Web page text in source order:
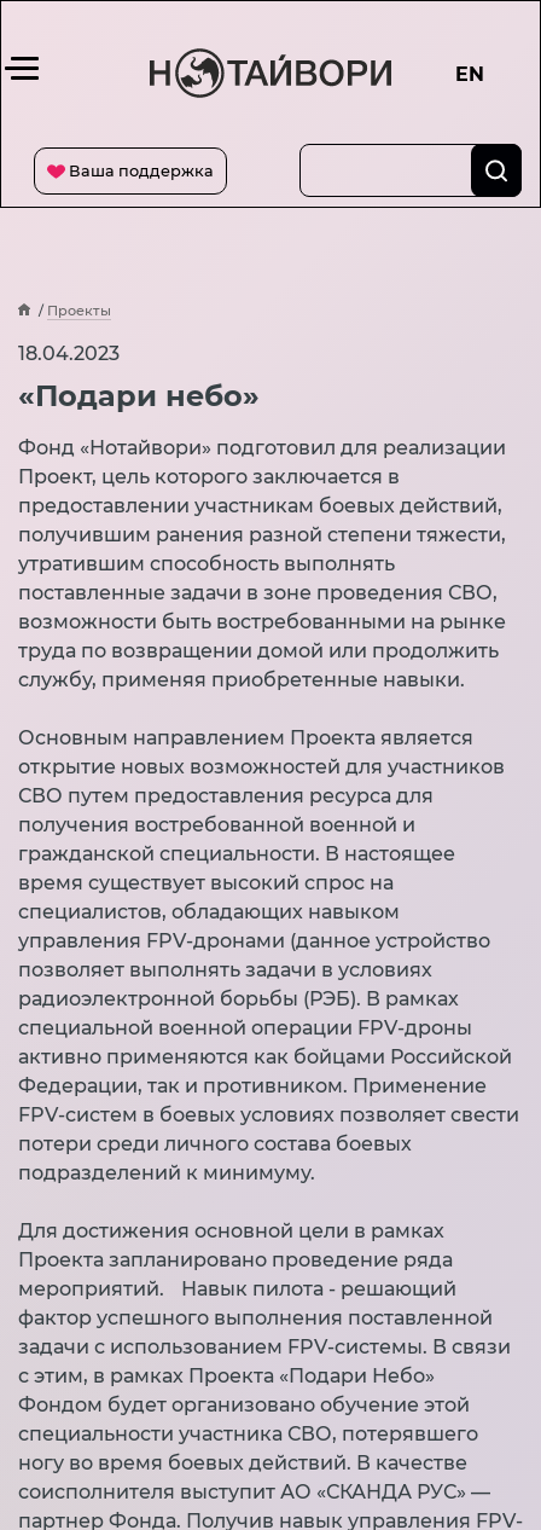
Ваша поддержка
EN
Проекты
Проекты
18.04.2023
«Подари небо»
Фонд «Нотайвори» подготовил для реализации
Проект, цель которого заключается в
предоставлении участникам боевых действий,
получившим ранения разной степени тяжести,
утратившим способность выполнять
поставленные задачи в зоне проведения СВО,
возможности быть востребованными на рынке
труда по возвращении домой или продолжить
службу, применяя приобретенные навыки.
Основным направлением Проекта является
открытие новых возможностей для участников
СВО путем предоставления ресурса для
получения востребованной военной и
гражданской специальности. В настоящее
время существует высокий спрос на
специалистов, обладающих навыком
управления FPV-дронами (данное устройство
позволяет выполнять задачи в условиях
радиоэлектронной борьбы (РЭБ). В рамках
специальной военной операции FPV-дроны
активно применяются как бойцами Российской
Федерации, так и противником. Применение
FPV-систем в боевых условиях позволяет свести
потери среди личного состава боевых
подразделений к минимуму.
Для достижения основной цели в рамках
Проекта запланировано проведение ряда
мероприятий. Навык пилота - решающий
фактор успешного выполнения поставленной
задачи с использованием FPV-системы. В связи
с этим, в рамках Проекта «Подари Небо»
Фондом будет организовано обучение этой
специальности участника СВО, потерявшего
ногу во время боевых действий. В качестве
соисполнителя выступит АО «СКАНДА РУС» —
партнер Фонда. Получив навык управления FPV-